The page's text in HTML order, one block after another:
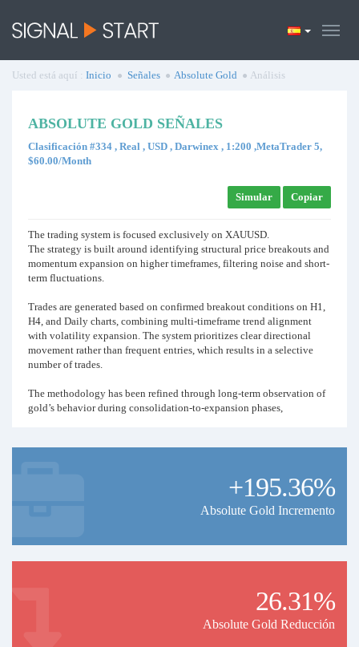
Usted está aquí : Inicio Señales Absolute Gold Análisis
ABSOLUTE GOLD SEÑALES
Clasificación #334 , Real , USD , Darwinex , 1:200 ,MetaTrader 5,
$60.00/Month
Simular Copiar
The trading system is focused exclusively on XAUUSD.
The strategy is built around identifying structural price breakouts and
momentum expansion on higher timeframes, filtering noise and short-
term fluctuations.
Trades are generated based on confirmed breakout conditions on H1,
H4, and Daily charts, combining multi-timeframe trend alignment
with volatility expansion. The system prioritizes clear directional
movement rather than frequent entries, which results in a selective
number of trades.
The methodology has been refined through long-term observation of
gold’s behavior during consolidation-to-expansion phases,
based on price continuation and invalidation levels.
The system operates continuously and adapts to changing market
conditions without the use of martingale, grid, or averaging
techniques. All positions are opened and managed according to fixed
+195.36%
Absolute Gold Incremento
26.31%
Absolute Gold Reducción